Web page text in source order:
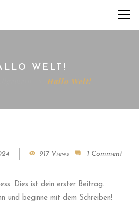
WELT!
Hallo Welt!
917 Views 1 Comment
Dies ist dein erster Beitrag.
und beginne mit dem Schreiben!